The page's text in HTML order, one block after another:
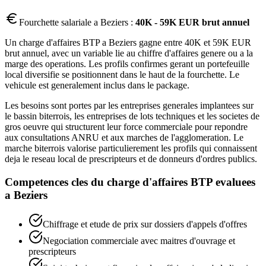
Fourchette salariale a Beziers : 40K - 59K EUR brut annuel
Un charge d'affaires BTP a Beziers gagne entre 40K et 59K EUR
brut annuel, avec un variable lie au chiffre d'affaires genere ou a la
marge des operations. Les profils confirmes gerant un portefeuille
local diversifie se positionnent dans le haut de la fourchette. Le
vehicule est generalement inclus dans le package.
Les besoins sont portes par les entreprises generales implantees sur
le bassin biterrois, les entreprises de lots techniques et les societes de
gros oeuvre qui structurent leur force commerciale pour repondre
aux consultations ANRU et aux marches de l'agglomeration. Le
marche biterrois valorise particulierement les profils qui connaissent
deja le reseau local de prescripteurs et de donneurs d'ordres publics.
Competences cles du charge d'affaires BTP evaluees
a Beziers
Chiffrage et etude de prix sur dossiers d'appels d'offres
Negociation commerciale avec maitres d'ouvrage et
prescripteurs